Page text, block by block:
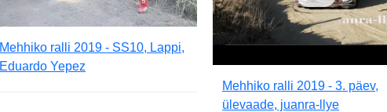
Mehhiko ralli 2019 - SS10, Lappi,
Eduardo Yepez
Mehhiko ralli 2019 - 3. päev,
ülevaade, juanra-llye